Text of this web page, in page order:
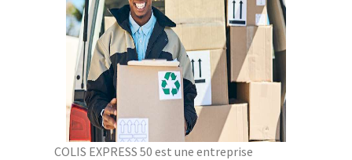
COLIS EXPRESS 50 est une entreprise